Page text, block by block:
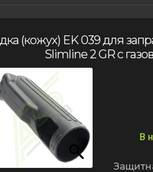
(кожух) EK 039 для
Slimline 2 GR c
В